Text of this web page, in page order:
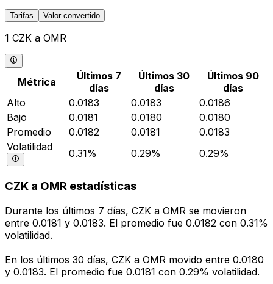
Tarifas Valor convertido
1 CZK a OMR
Métrica
Últimos 7
días
Últimos 30
días
Últimos 90
días
Alto
0.0183 0.0183
0.0186
Bajo
0.0181 0.0180
0.0180
Promedio
0.0182 0.0181
0.0183
Volatilidad
0.31% 0.29% 0.29%
CZK a OMR estadísticas
Durante los últimos 7 días, CZK a OMR se movieron
entre 0.0181 y 0.0183. El promedio fue 0.0182 con 0.31%
volatilidad.
En los últimos 30 días, CZK a OMR movido entre 0.0180
y 0.0183. El promedio fue 0.0181 con 0.29% volatilidad.